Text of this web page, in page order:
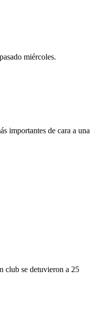
miércoles.
importantes de cara a una
club se detuvieron a 25